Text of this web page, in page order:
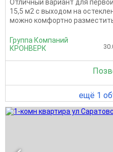
Отличный вариант для
15,5 м2 с выходом на
можно комфортно
Группа Компаний
КРОНВЕРК
ещё 1